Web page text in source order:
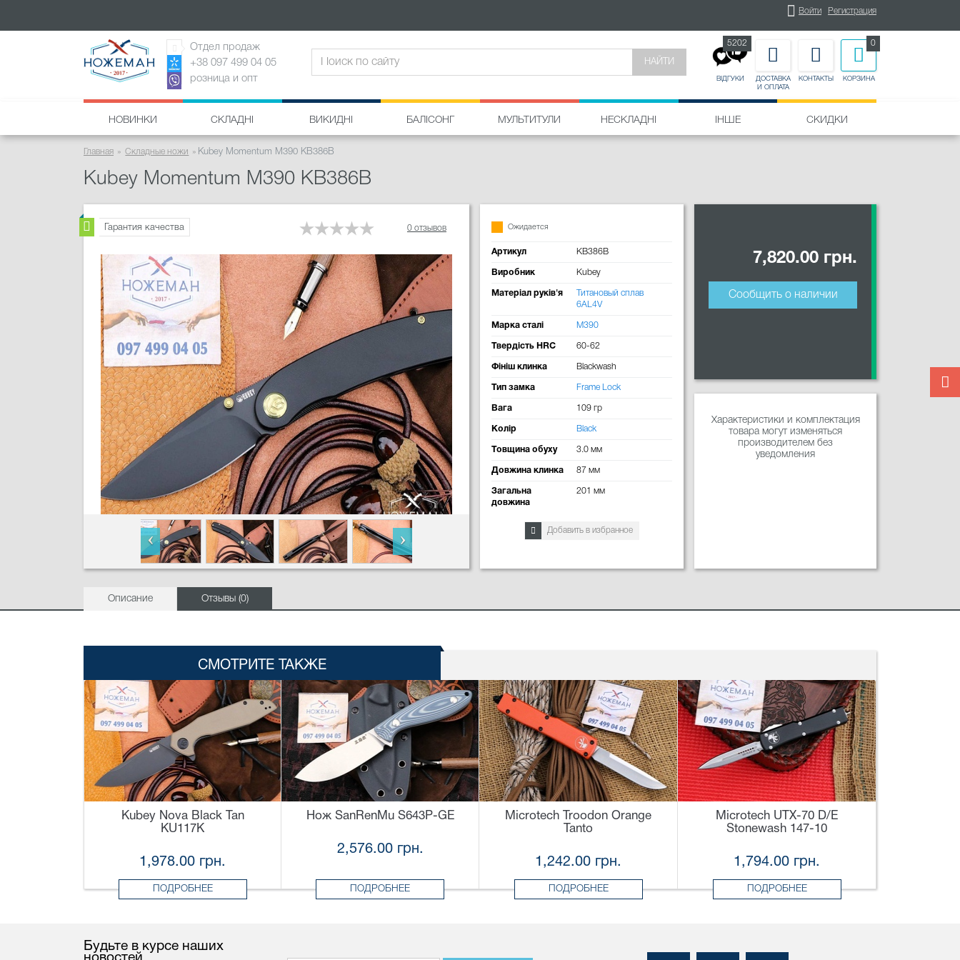
Войти Регистрация
Отдел продаж
+38 097 499 04 05
розница и опт
НАЙТИ
ВІДГУКИ
5202
ДОСТАВКА
И ОПЛАТА
КОНТАКТЫ КОРЗИНА
0
НОВИНКИ СКЛАДНІ ВИКИДНІ БАЛІСОНГ МУЛЬТИТУЛИ НЕСКЛАДНІ ІНШЕ СКИДКИ
Главная Складные ножи Kubey Momentum M390 KB386B
Kubey Momentum M390 KB386B
Гарантия качества 0 отзывов Ожидается
Артикул KB386B
Виробник Kubey
Матеріал руків'я
Титановый сплав
6AL4V
Марка сталі M390
Твердість HRC 60-62
Фініш клинка Blackwash
Тип замка Frame Lock
Вага 109 гр
Колір Black
Товщина обуху 3.0 мм
Довжина клинка 87 мм
Загальна
довжина
201 мм
Добавить в избранное
7,820.00 грн.
Сообщить о наличии
Характеристики и комплектация
товара могут изменяться
производителем без
уведомления
Описание Отзывы (0)
СМОТРИТЕ ТАКЖЕ
Kubey Nova Black Tan
KU117K
1,978.00 грн.
ПОДРОБНЕЕ
Нож SanRenMu S643P-GE
2,576.00 грн.
ПОДРОБНЕЕ
Microtech Troodon Orange
Tanto
1,242.00 грн.
ПОДРОБНЕЕ
Microtech UTX-70 D/E
Stonewash 147-10
1,794.00 грн.
ПОДРОБНЕЕ
Будьте в курсе наших